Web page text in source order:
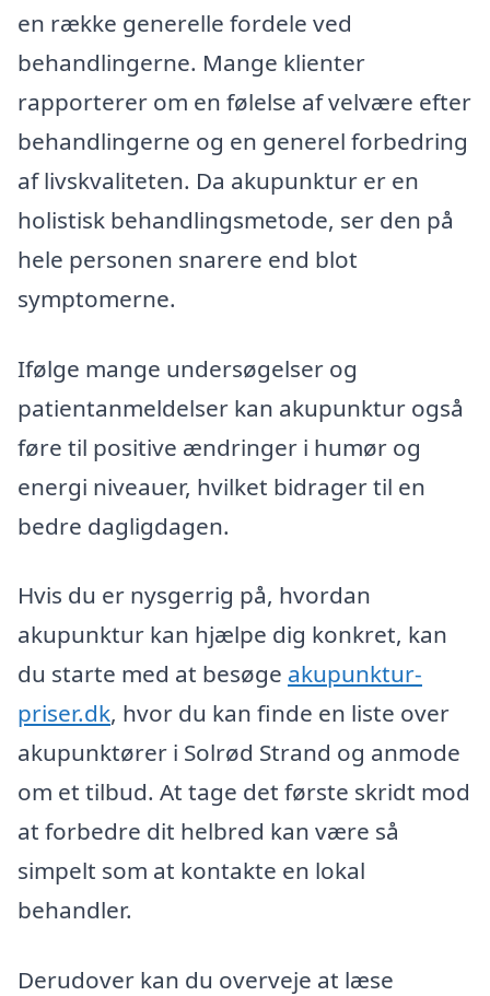
en række generelle fordele ved
behandlingerne. Mange klienter
rapporterer om en følelse af velvære efter
behandlingerne og en generel forbedring
af livskvaliteten. Da akupunktur er en
holistisk behandlingsmetode, ser den på
hele personen snarere end blot
symptomerne.
Ifølge mange undersøgelser og
patientanmeldelser kan akupunktur også
føre til positive ændringer i humør og
energi niveauer, hvilket bidrager til en
bedre dagligdagen.
Hvis du er nysgerrig på, hvordan
akupunktur kan hjælpe dig konkret, kan
du starte med at besøge akupunktur-
priser.dk, hvor du kan finde en liste over
akupunktører i Solrød Strand og anmode
om et tilbud. At tage det første skridt mod
at forbedre dit helbred kan være så
simpelt som at kontakte en lokal
behandler.
Derudover kan du overveje at læse